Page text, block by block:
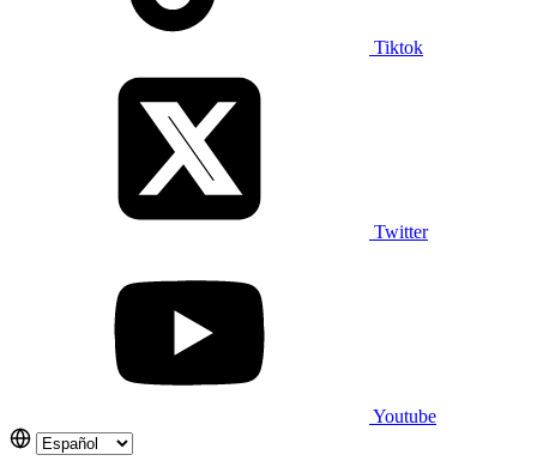
Tiktok
Twitter
Youtube